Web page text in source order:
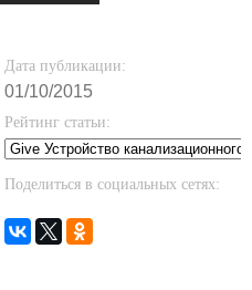
Дата публикации:
01/10/2015
Рейтинг статьи:
Поделиться в социальных сетях: